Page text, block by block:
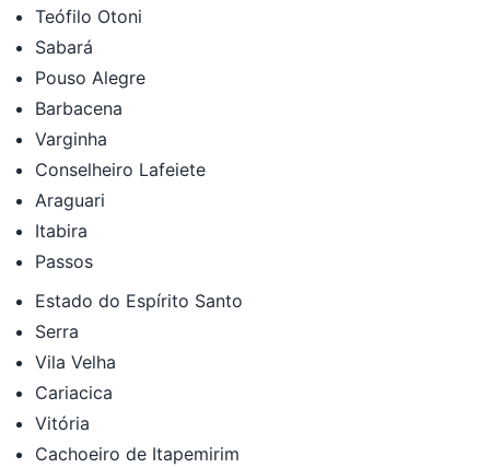
Teófilo Otoni
Sabará
Pouso Alegre
Barbacena
Varginha
Conselheiro Lafeiete
Araguari
Itabira
Passos
Estado do Espírito Santo
Serra
Vila Velha
Cariacica
Vitória
Cachoeiro de Itapemirim